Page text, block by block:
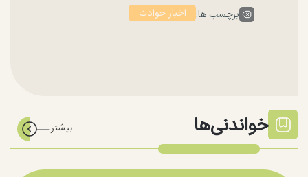
برچسب ها: اخبار حوادث
خواندنی‌ها